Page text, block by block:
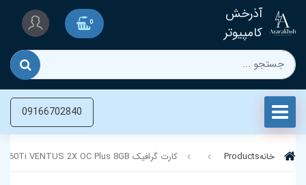
آذرخش
کامپیوتر
0
09166702840
خانهProducts کارت گرافیک MSI RTX 5060Ti VENTUS 2X OC Plus 8GB